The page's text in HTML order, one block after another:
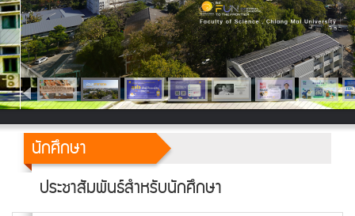
นักศึกษา
ประชาสัมพันธ์สำหรับนักศึกษา